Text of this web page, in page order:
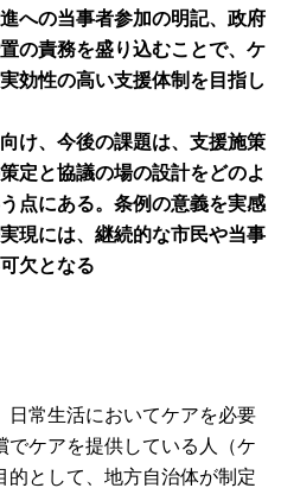
への当事者参加の明記、政府
の責務を盛り込むことで、ケ
効性の高い支援体制を目指し
け、今後の課題は、支援施策
定と協議の場の設計をどのよ
点にある。条例の意義を実感
現には、継続的な市民や当事
欠となる
日常生活においてケアを必要
でケアを提供している人（ケ
的として、地方自治体が制定